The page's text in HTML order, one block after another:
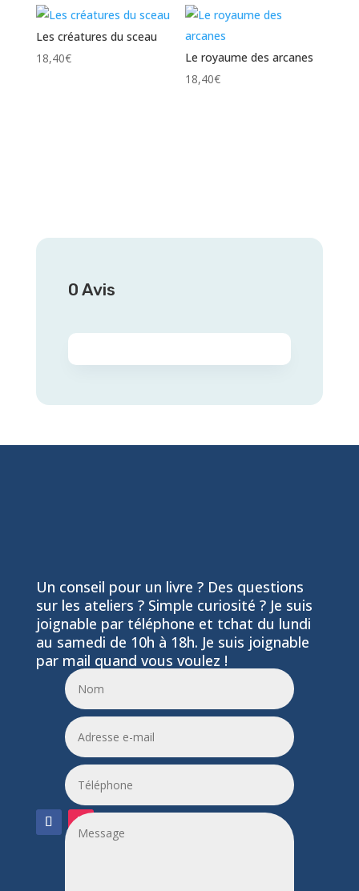
Les créatures du sceau
18,40€
Le royaume des arcanes
18,40€
0 Avis
Un conseil pour un livre ? Des questions
sur les ateliers ? Simple curiosité ? Je suis
joignable par téléphone et tchat du lundi
au samedi de 10h à 18h. Je suis joignable
par mail quand vous voulez !
06 24 55 86 51
leptitfilaplumes@etik.com